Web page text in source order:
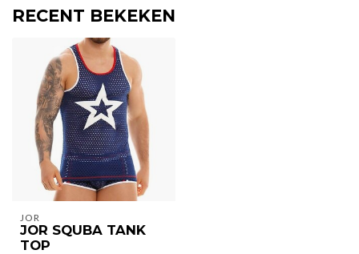
RECENT BEKEKEN
JOR
JOR SQUBA TANK
TOP